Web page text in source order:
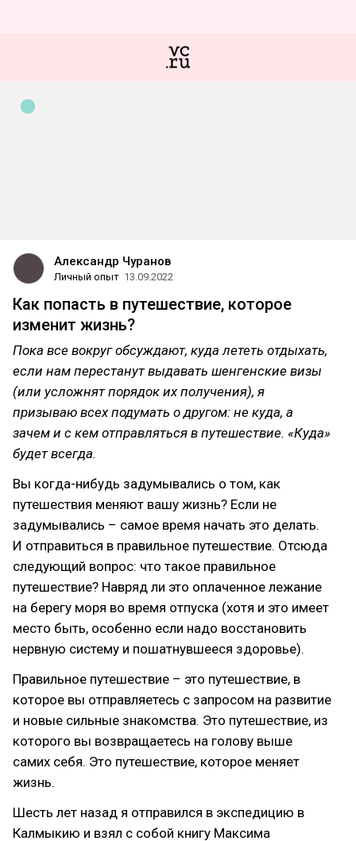
Александр Чуранов
Личный опыт 13.09.2022
Как попасть в путешествие, которое
изменит жизнь?
Пока все вокруг обсуждают, куда лететь отдыхать,
если нам перестанут выдавать шенгенские визы
(или усложнят порядок их получения), я
призываю всех подумать о другом: не куда, а
зачем и с кем отправляться в путешествие. «Куда»
будет всегда.
Вы когда-нибудь задумывались о том, как
путешествия меняют вашу жизнь? Если не
задумывались – самое время начать это делать.
И отправиться в правильное путешествие. Отсюда
следующий вопрос: что такое правильное
путешествие? Навряд ли это оплаченное лежание
на берегу моря во время отпуска (хотя и это имеет
место быть, особенно если надо восстановить
нервную систему и пошатнувшееся здоровье).
Правильное путешествие – это путешествие, в
которое вы отправляетесь с запросом на развитие
и новые сильные знакомства. Это путешествие, из
которого вы возвращаетесь на голову выше
самих себя. Это путешествие, которое меняет
жизнь.
Шесть лет назад я отправился в экспедицию в
Калмыкию и взял с собой книгу Максима